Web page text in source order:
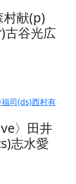
村献(p)
古谷光広
〉田井
志水愛